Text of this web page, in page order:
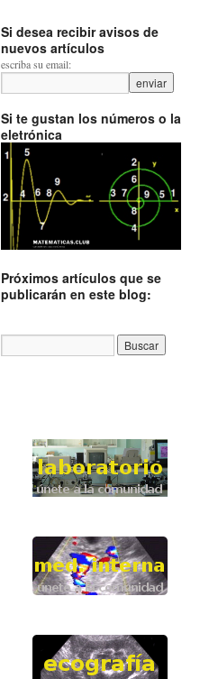
Si desea recibir avisos de
nuevos artículos
escriba su email:
Si te gustan los números o la
eletrónica
Próximos artículos que se
publicarán en este blog: